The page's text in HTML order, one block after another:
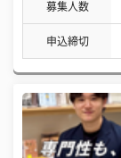
募集人数
申込締切